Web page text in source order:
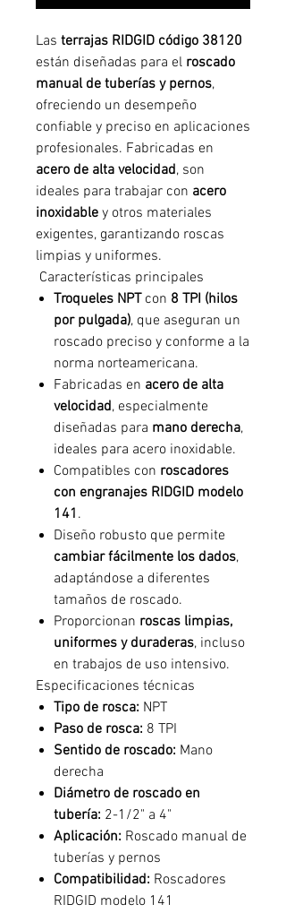
Las terrajas RIDGID código 38120
están diseñadas para el roscado
manual de tuberías y pernos,
ofreciendo un desempeño
confiable y preciso en aplicaciones
profesionales. Fabricadas en
acero de alta velocidad, son
ideales para trabajar con acero
inoxidable y otros materiales
exigentes, garantizando roscas
limpias y uniformes.
Características principales
Troqueles NPTcon 8 TPI (hilos
por pulgada), que aseguran un
roscado preciso y conforme a la
norma norteamericana.
Fabricadas en acero de alta
velocidad, especialmente
diseñadas para mano derecha,
ideales para acero inoxidable.
Compatibles con roscadores
con engranajes RIDGID modelo
141 .
Diseño robusto que permite
cambiar fácilmente los dados,
adaptándose a diferentes
tamaños de roscado.
Proporcionan roscas limpias,
uniformes y duraderas, incluso
en trabajos de uso intensivo.
Especificaciones técnicas
Tipo de rosca: NPT
Paso de rosca: 8 TPI
Sentido de roscado: Mano
derecha
Diámetro de roscado en
tubería: 2-1/2" a 4"
Aplicación: Roscado manual de
tuberías y pernos
Compatibilidad: Roscadores
RIDGID modelo 141